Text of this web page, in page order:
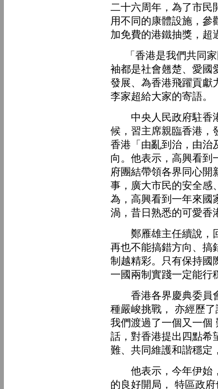
二十六周年，為了市民
用不同的康體設施，參
加免費的港鐵抽獎，超
「香港是我們共同家
袖都是社會翹楚、愛國
發展、為香港飛躍貢獻
李家超給大家的寄語。
中央人民政府駐香港
候，習主席親臨香港，
香港「由亂到治，由治
向。他表示，高興看到
府團結帶領各界同心開
事，廣大市民的安全感
為，高興看到一年來國
渦，昔日熟悉的可愛香
鄭雁雄主任續說，回
再也不能搞錯方向、搞
制越精彩。只有保持國
一國兩制實踐一定能行
香港各界慶典委員會
種嚴峻挑戰， 亦經歷
我們渡過了一個又一個
話，對香港提出四點
難、共同維護和諧穩定
他表示，今年伊始，
的良好開局， 特區政